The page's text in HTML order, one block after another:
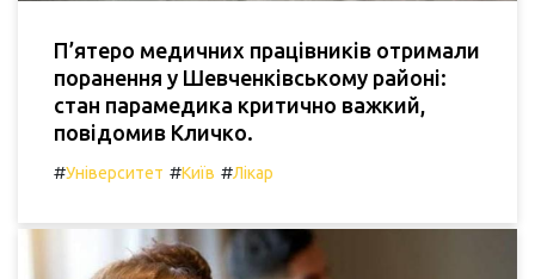
П’ятеро медичних працівників отримали
поранення у Шевченківському районі:
стан парамедика критично важкий,
повідомив Кличко.
#Університет #Київ #Лікар